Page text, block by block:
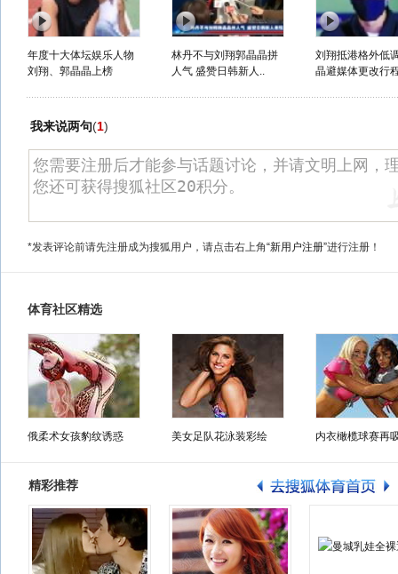
年度十大体坛娱乐人物
刘翔、郭晶晶上榜
林丹不与刘翔郭晶晶拼
人气 盛赞日韩新人..
刘翔抵港格外低
晶避媒体更改行
我来说两句(1)
*发表评论前请先注册成为搜狐用户，请点击右上角“新用户注册”进行注册！
体育社区精选
俄柔术女孩豹纹诱惑 美女足队花泳装彩绘 内衣橄榄球赛再
精彩推荐